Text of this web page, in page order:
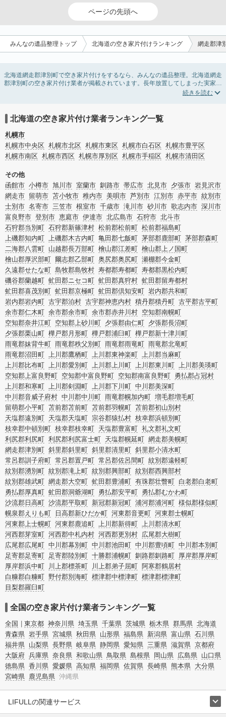
ページの先頭へ
みんなの遺品整理トップ 北海道の空き家片付けランキング 網走郡津
北海道網走郡津別町で空き家片付けをするなら、みんなの遺品整理。北海道網走
郡津別町の空き家片付け業者が掲載されています。長年放置してしまった実家の
片付けや、相続したが住む予定のない親の家の不用品の処分・回収・引き取りま
み条件を利用し検索してみましょう。
また家一軒まるごとの掃除方法・空家対策特別措置法の法改正に伴う空き家の片
付けについての情報も豊富です。
北海道の空き家片付け業者ランキング一覧
札幌市
札幌市中央区 札幌市北区 札幌市東区 札幌市白石区 札幌市豊平区
札幌市南区 札幌市西区 札幌市厚別区 札幌市手稲区 札幌市清田区
その他
函館市 小樽市 旭川市 室蘭市 釧路市 帯広市 北見市 夕張市 岩見沢市
網走市 留萌市 苫小牧市 稚内市 美唄市 芦別市 江別市 赤平市 紋別市
士別市 名寄市 三笠市 根室市 千歳市 滝川市 砂川市 歌志内市 深川市
富良野市 登別市 恵庭市 伊達市 北広島市 石狩市 北斗市
石狩郡当別町 石狩郡新篠津村 松前郡松前町 松前郡福島町
上磯郡知内町 上磯郡木古内町 亀田郡七飯町 茅部郡鹿部町 茅部郡森町
二海郡八雲町 山越郡長万部町 檜山郡江差町 檜山郡上ノ国町
檜山郡厚沢部町 爾志郡乙部町 奥尻郡奥尻町 瀬棚郡今金町
久遠郡せたな町 島牧郡島牧村 寿都郡寿都町 寿都郡黒松内町
磯谷郡蘭越町 虻田郡ニセコ町 虻田郡真狩村 虻田郡留寿都村
虻田郡喜茂別町 虻田郡京極町 虻田郡倶知安町 岩内郡共和町
岩内郡岩内町 古宇郡泊村 古宇郡神恵内村 積丹郡積丹町 古平郡古平町
余市郡仁木町 余市郡余市町 余市郡赤井川村 空知郡南幌町
空知郡奈井江町 空知郡上砂川町 夕張郡由仁町 夕張郡長沼町
夕張郡栗山町 樺戸郡月形町 樺戸郡浦臼町 樺戸郡新十津川町
雨竜郡妹背牛町 雨竜郡秩父別町 雨竜郡雨竜町 雨竜郡北竜町
雨竜郡沼田町 上川郡鷹栖町 上川郡東神楽町 上川郡当麻町
上川郡比布町 上川郡愛別町 上川郡上川町 上川郡東川町 上川郡美瑛町
空知郡上富良野町 空知郡中富良野町 空知郡南富良野町 勇払郡占冠村
上川郡和寒町 上川郡剣淵町 上川郡下川町 中川郡美深町
中川郡音威子府村 中川郡中川町 雨竜郡幌加内町 増毛郡増毛町
留萌郡小平町 苫前郡苫前町 苫前郡羽幌町 苫前郡初山別村
天塩郡遠別町 天塩郡天塩町 宗谷郡猿払村 枝幸郡浜頓別町
枝幸郡中頓別町 枝幸郡枝幸町 天塩郡豊富町 礼文郡礼文町
利尻郡利尻町 利尻郡利尻富士町 天塩郡幌延町 網走郡美幌町
網走郡津別町 斜里郡斜里町 斜里郡清里町 斜里郡小清水町
常呂郡訓子府町 常呂郡置戸町 常呂郡佐呂間町 紋別郡遠軽町
紋別郡湧別町 紋別郡滝上町 紋別郡興部町 紋別郡西興部村
紋別郡雄武町 網走郡大空町 虻田郡豊浦町 有珠郡壮瞥町 白老郡白老町
勇払郡厚真町 虻田郡洞爺湖町 勇払郡安平町 勇払郡むかわ町
沙流郡日高町 沙流郡平取町 新冠郡新冠町 浦河郡浦河町 様似郡様似町
幌泉郡えりも町
日高郡新ひだか町 河東郡音更町 河東郡士幌町
河東郡上士幌町 河東郡鹿追町 上川郡新得町 上川郡清水町
河西郡芽室町 河西郡中札内村 河西郡更別村 広尾郡大樹町
広尾郡広尾町 中川郡幕別町 中川郡池田町 中川郡豊頃町 中川郡本別町
足寄郡足寄町 足寄郡陸別町 十勝郡浦幌町 釧路郡釧路町 厚岸郡厚岸町
厚岸郡浜中町
川上郡標茶町 川上郡弟子屈町 阿寒郡鶴居村
白糠郡白糠町 野付郡別海町 標津郡中標津町 標津郡標津町
目梨郡羅臼町
全国の空き家片付け業者ランキング一覧
全国 東京都 神奈川県 埼玉県 千葉県 茨城県 栃木県 群馬県 北海道
青森県 岩手県 宮城県 秋田県 山形県 福島県 新潟県 富山県 石川県
福井県 山梨県 長野県 岐阜県 静岡県 愛知県 三重県 滋賀県 京都府
大阪府 兵庫県 奈良県 和歌山県 鳥取県 島根県 岡山県 広島県 山口県
徳島県 香川県 愛媛県 高知県 福岡県 佐賀県 長崎県 熊本県 大分県
宮崎県 鹿児島県 沖縄県
LIFULLの関連サービス